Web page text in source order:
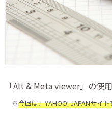
「Alt & Meta viewer」の使
※今回は、YAHOO! JAPANサイ